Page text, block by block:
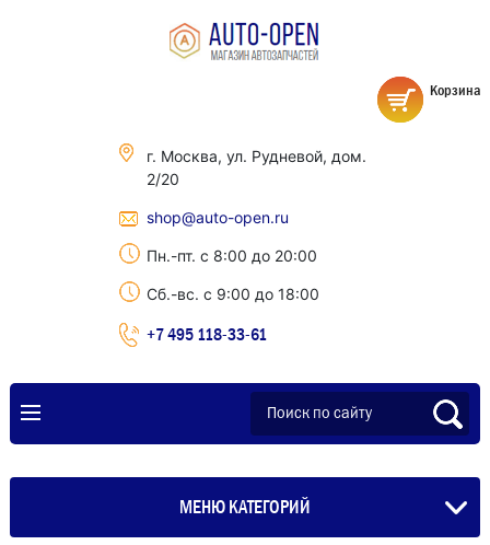
г. Москва, ул. Рудневой, дом.
2/20
shop@auto-open.ru
Пн.-пт. с 8:00 до 20:00
Сб.-вс. с 9:00 до 18:00
+7 495 118-33-61
Корзина
МЕНЮ КАТЕГОРИЙ